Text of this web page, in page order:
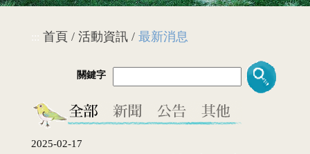
首頁 / 活動資訊 / 最新消息
關鍵字
2025-02-17